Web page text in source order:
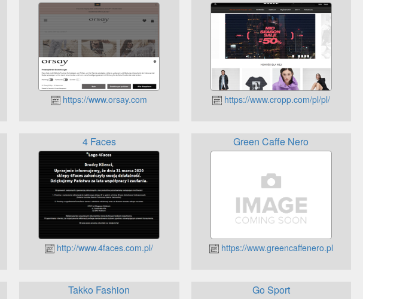
https://www.orsay.com https://www.cropp.com/pl/pl/
4 Faces
http://www.4faces.com.pl/
Green Caffe Nero
https://www.greencaffenero.pl
Takko Fashion Go Sport